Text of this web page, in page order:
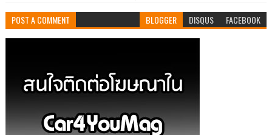
POST A COMMENT BLOGGER DISQUS FACEBOOK